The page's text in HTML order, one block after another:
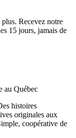
Recevez notre
15 jours, jamais de
histoires
originales aux
coopérative de